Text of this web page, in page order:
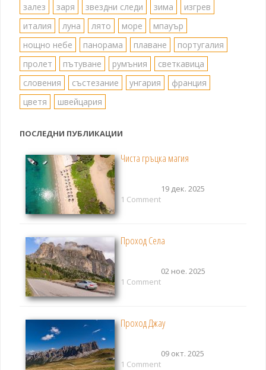
залез заря звездни следи зима
изгрев
италия
луна лято море
мпауър
нощно небе
панорама плаване
португалия
пролет
пътуване румъния
светкавица
словения
състезание унгария
франция
цветя
швейцария
ПОСЛЕДНИ ПУБЛИКАЦИИ
Чиста гръцка магия
19 дек. 2025
1 Comment
Проход Села
02 ное. 2025
1 Comment
Проход Джау
09 окт. 2025
1 Comment